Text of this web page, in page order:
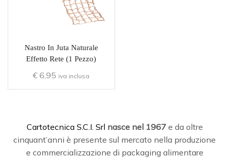
Nastro In Juta Naturale
Effetto Rete (1 Pezzo)
€ 6,95 iva inclusa
Cartotecnica S.C.I. Srl nasce nel 1967e da oltre
cinquant’anni è presente sul mercato nella produzione
e commercializzazione di packaging alimentare